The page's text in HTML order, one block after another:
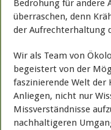
Bedrohung für andere
überraschen, denn
der Aufrechterhaltung
Wir als Team von
begeistert von der
faszinierende Welt der
Anliegen, nicht nur
Missverständnisse
nachhaltigeren